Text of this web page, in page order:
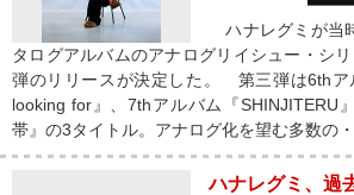
ハナレグミが当
タログアルバムのアナログリイシュー・シ
弾のリリースが決定した。 第三弾は6thア
looking for』、7thアルバム『SHINJITERU
帯』の3タイトル。アナログ化を望む多数の・
ハナレグミ、過